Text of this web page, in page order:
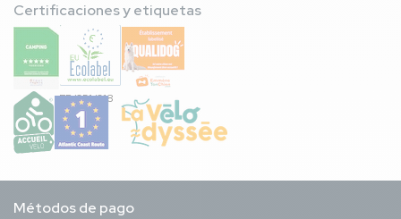
Certificaciones y etiquetas
FR/051/018
Métodos de pago